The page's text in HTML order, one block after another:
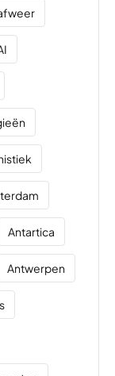
Antartica
Antwerpen